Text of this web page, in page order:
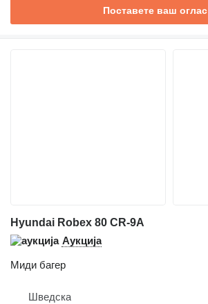
Поставете ваш оглас
Hyundai Robex 80 CR-9A
Аукција
Миди багер
Шведска